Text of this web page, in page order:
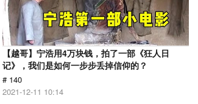
【越哥】宁浩用4万块钱，拍了一部《狂人日
记》，我们是如何一步步丢掉信仰的？
# 140
2021-12-11 10:14